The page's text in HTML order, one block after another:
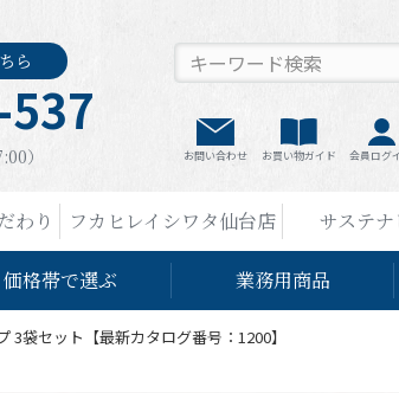
ら
） お問い合わせ お買い物ガイド 会員ログ
わり フカヒレイシワタ仙台店 サステナ
価格帯で選ぶ 業務用商品
3袋セット【最新カタログ番号：1200】